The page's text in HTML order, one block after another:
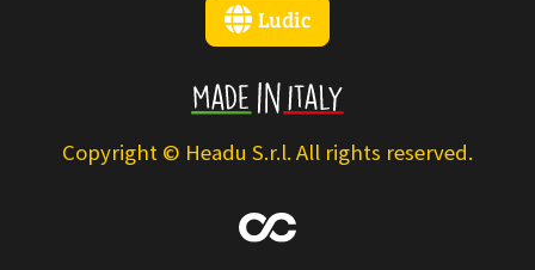
Ludic
Copyright © Headu S.r.l. All rights reserved.